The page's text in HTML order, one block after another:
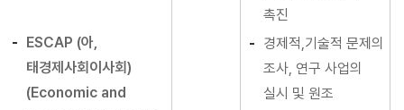
ESCAP (아,
태경제사회이사회)
(Economic and
촉진
경제적,기술적 문제의
조사, 연구 사업의
실시 및 원조